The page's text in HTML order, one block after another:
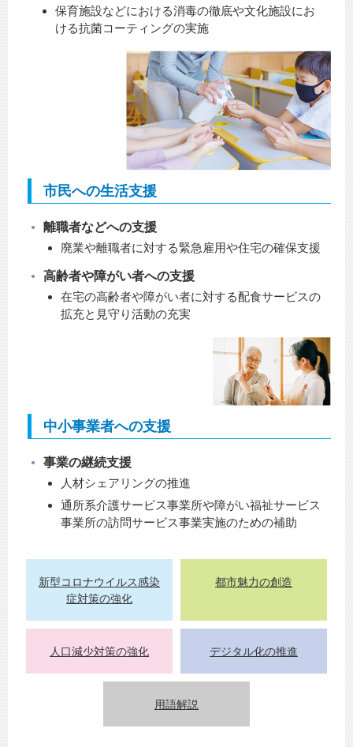
保育施設などにおける消毒の徹底や文化施設にお
ける抗菌コーティングの実施
市民への生活支援
離職者などへの支援
廃業や離職者に対する緊急雇用や住宅の確保支援
高齢者や障がい者への支援
在宅の高齢者や障がい者に対する配食サービスの
拡充と見守り活動の充実
中小事業者への支援
事業の継続支援
人材シェアリングの推進
通所系介護サービス事業所や障がい福祉サービス
事業所の訪問サービス事業実施のための補助
新型コロナウイルス感染
症対策の強化
都市魅力の創造
人口減少対策の強化 デジタル化の推進
用語解説